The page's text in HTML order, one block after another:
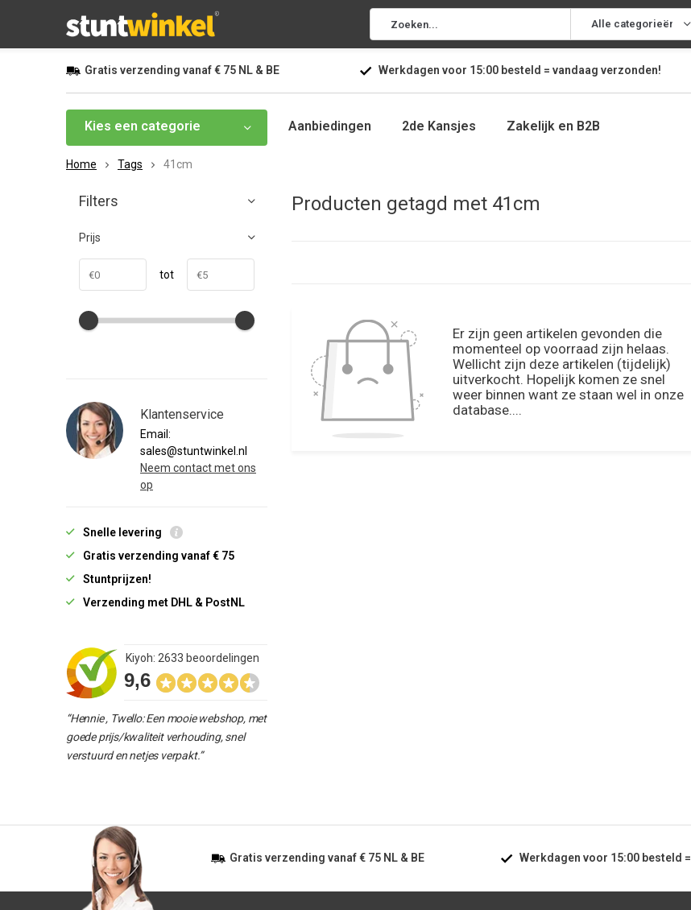
Alle categorieën
Gratis verzending vanaf€ 75 NL & BE Werkdagen voor 15:00besteld = vandaag verzonden!
Kies een categorie Aanbiedingen 2de Kansjes Zakelijk en B2B
Home Tags 41cm
Producten getagd met 41cm
Er zijn geen artikelen gevonden die
momenteel op voorraad zijn helaas.
Wellicht zijn deze artikelen (tijdelijk)
uitverkocht. Hopelijk komen ze snel
weer binnen want ze staan wel in onze
database....
Filters
Prijs
tot
Klantenservice
Email:
sales@stuntwinkel.nl
Neem contact met ons
op
Snelle levering
Gratis verzending vanaf € 75
Stuntprijzen!
Verzending met DHL & PostNL
9,6
Kiyoh: 2633 beoordelingen
“Hennie , Twello: Een mooie webshop, met
goede prijs/kwaliteit verhouding, snel
verstuurd en netjes verpakt.”
Gratis verzending vanaf€ 75 NL & BE Werkdagen voor 15:00besteld =